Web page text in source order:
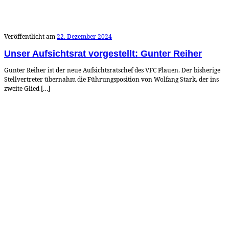
Veröffentlicht am22. Dezember 2024
Unser Aufsichtsrat vorgestellt: Gunter Reiher
Gunter Reiher ist der neue Aufsichtsratschef des VFC Plauen. Der bisherige
Stellvertreter übernahm die Führungsposition von Wolfang Stark, der ins
zweite Glied […]